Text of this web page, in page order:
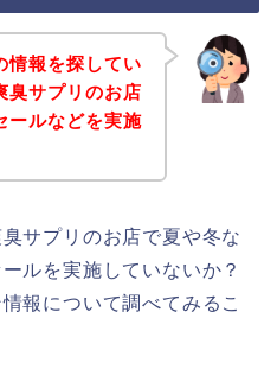
情報を探してい
臭サプリのお店
ールなどを実施
サプリのお店で夏や冬な
ルを実施していないか？
報について調べてみるこ